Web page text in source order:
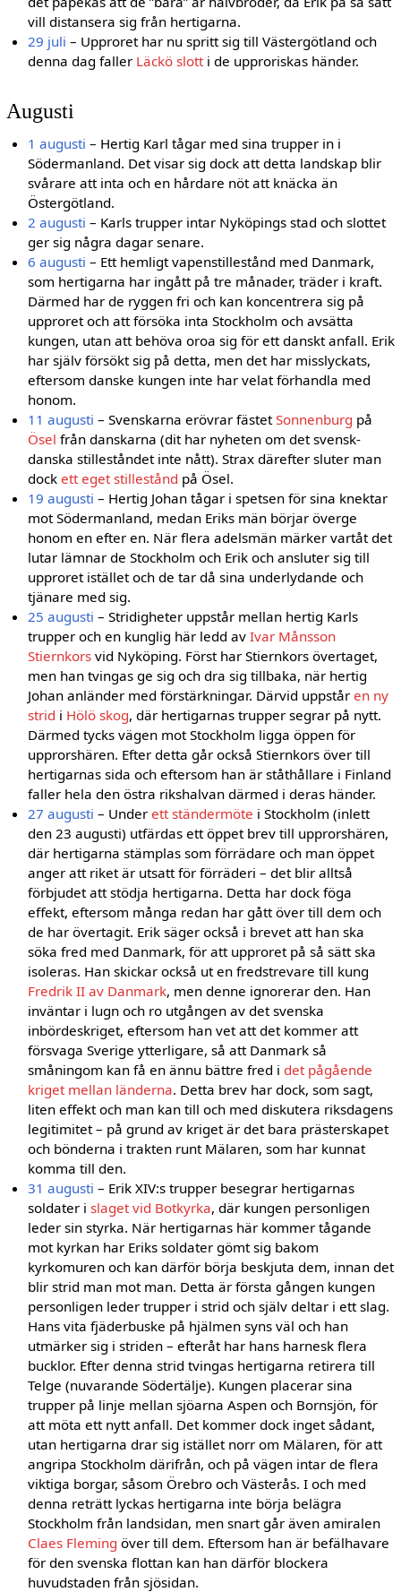
vill distansera sig från hertigarna.
29 juli – Upproret har nu spritt sig till Västergötland och
denna dag faller Läckö slotti de upproriskas händer.
Augusti
1 augusti – Hertig Karl tågar med sina trupper in i
Södermanland. Det visar sig dock att detta landskap blir
svårare att inta och en hårdare nöt att knäcka än
Östergötland.
2 augusti – Karls trupper intar Nyköpings stad och slottet
ger sig några dagar senare.
6 augusti – Ett hemligt vapenstillestånd med Danmark,
som hertigarna har ingått på tre månader, träder i kraft.
Därmed har de ryggen fri och kan koncentrera sig på
upproret och att försöka inta Stockholm och avsätta
kungen, utan att behöva oroa sig för ett danskt anfall. Erik
har själv försökt sig på detta, men det har misslyckats,
eftersom danske kungen inte har velat förhandla med
honom.
11 augusti – Svenskarna erövrar fästetSonnenburg på
Ösel från danskarna (dit har nyheten om det svensk-
danska stilleståndet inte nått). Strax därefter sluter man
dockett eget stillestånd på Ösel.
19 augusti – Hertig Johan tågar i spetsen för sina knektar
mot Södermanland, medan Eriks män börjar överge
honom en efter en. När flera adelsmän märker vartåt det
lutar lämnar de Stockholm och Erik och ansluter sig till
upproret istället och de tar då sina underlydande och
tjänare med sig.
25 augusti – Stridigheter uppstår mellan hertig Karls
trupper och en kunglig här ledd avIvar Månsson
Stiernkors vid Nyköping. Först har Stiernkors övertaget,
men han tvingas ge sig och dra sig tillbaka, när hertig
Johan anländer med förstärkningar. Därvid uppståren ny
strid i Hölö skog, där hertigarnas trupper segrar på nytt.
Därmed tycks vägen mot Stockholm ligga öppen för
upprorshären. Efter detta går också Stiernkors över till
hertigarnas sida och eftersom han är ståthållare i Finland
faller hela den östra rikshalvan därmed i deras händer.
27 augusti – Underett ständermöte i Stockholm (inlett
den 23 augusti) utfärdas ett öppet brev till upprorshären,
där hertigarna stämplas som förrädare och man öppet
anger att riket är utsatt för förräderi – det blir alltså
förbjudet att stödja hertigarna. Detta har dock föga
effekt, eftersom många redan har gått över till dem och
de har övertagit. Erik säger också i brevet att han ska
söka fred med Danmark, för att upproret på så sätt ska
isoleras. Han skickar också ut en fredstrevare till kung
Fredrik II av Danmark, men denne ignorerar den. Han
inväntar i lugn och ro utgången av det svenska
inbördeskriget, eftersom han vet att det kommer att
försvaga Sverige ytterligare, så att Danmark så
småningom kan få en ännu bättre fred i det pågående
kriget mellan länderna. Detta brev har dock, som sagt,
liten effekt och man kan till och med diskutera riksdagens
legitimitet – på grund av kriget är det bara prästerskapet
och bönderna i trakten runt Mälaren, som har kunnat
komma till den.
31 augusti – Erik XIV:s trupper besegrar hertigarnas
soldater islaget vid Botkyrka, där kungen personligen
leder sin styrka. När hertigarnas här kommer tågande
mot kyrkan har Eriks soldater gömt sig bakom
kyrkomuren och kan därför börja beskjuta dem, innan det
blir strid man mot man. Detta är första gången kungen
personligen leder trupper i strid och själv deltar i ett slag.
Hans vita fjäderbuske på hjälmen syns väl och han
utmärker sig i striden – efteråt har hans harnesk flera
bucklor. Efter denna strid tvingas hertigarna retirera till
Telge (nuvarande Södertälje). Kungen placerar sina
trupper på linje mellan sjöarna Aspen och Bornsjön, för
att möta ett nytt anfall. Det kommer dock inget sådant,
utan hertigarna drar sig istället norr om Mälaren, för att
angripa Stockholm därifrån, och på vägen intar de flera
viktiga borgar, såsom Örebro och Västerås. I och med
denna reträtt lyckas hertigarna inte börja belägra
Stockholm från landsidan, men snart går även amiralen
Claes Fleming över till dem. Eftersom han är befälhavare
för den svenska flottan kan han därför blockera
huvudstaden från sjösidan.